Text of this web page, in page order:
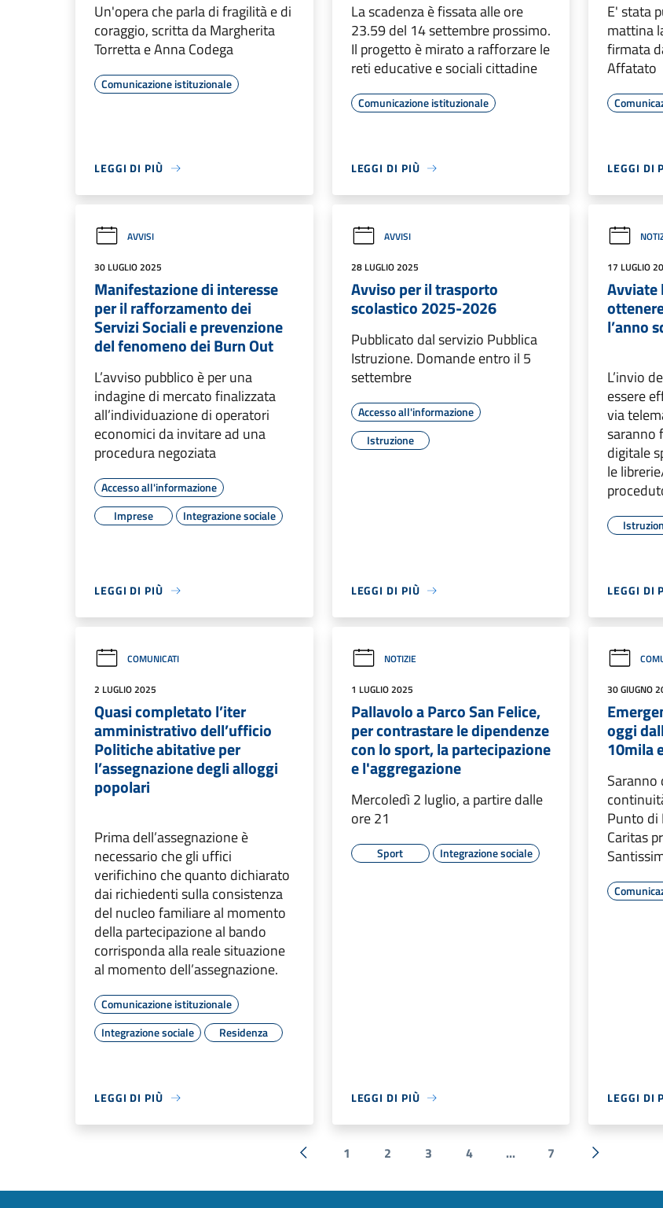
Un'opera che parla di fragilità e di
coraggio, scritta da Margherita
Torretta e Anna Codega
Comunicazione istituzionale
LEGGI DI PIÙ
La scadenza è fissata alle ore
23.59 del 14 settembre prossimo.
Il progetto è mirato a rafforzare le
reti educative e sociali cittadine
Comunicazione istituzionale
LEGGI DI PIÙ
E' stata
mattina
firmata
Affatato
LEGGI DI
AVVISI
30 LUGLIO 2025
Manifestazione di interesse
per il rafforzamento dei
Servizi Sociali e prevenzione
del fenomeno dei Burn Out
L’avviso pubblico è per una
indagine di mercato finalizzata
all’individuazione di operatori
economici da invitare ad una
procedura negoziata
Accesso all'informazione
Imprese
Integrazione sociale
LEGGI DI PIÙ
AVVISI
28 LUGLIO 2025
Avviso per il trasporto
scolastico 2025-2026
Pubblicato dal servizio Pubblica
Istruzione. Domande entro il 5
settembre
Accesso all'informazione
Istruzione
LEGGI DI PIÙ
17 LUGLIO
Avviate
l’anno
L’invio
essere
via
saranno
digitale
le
LEGGI DI
COMUNICATI
2 LUGLIO 2025
Quasi completato l’iter
amministrativo dell’ufficio
Politiche abitative per
l’assegnazione degli alloggi
popolari
Prima dell’assegnazione è
necessario che gli uffici
verifichino che quanto dichiarato
dai richiedenti sulla consistenza
del nucleo familiare al momento
della partecipazione al bando
corrisponda alla reale situazione
al momento dell’assegnazione.
Comunicazione istituzionale
Integrazione sociale
Residenza
LEGGI DI PIÙ
NOTIZIE
1 LUGLIO 2025
Pallavolo a Parco San Felice,
per contrastare le dipendenze
con lo sport, la partecipazione
e l'aggregazione
Mercoledì 2 luglio, a partire dalle
ore 21
Sport Integrazione sociale
LEGGI DI PIÙ
30 GIUGNO
oggi
10mila
Saranno
Punto di
Caritas
LEGGI DI
« Precedente
1 2 3 4 ... 7
Successiva »